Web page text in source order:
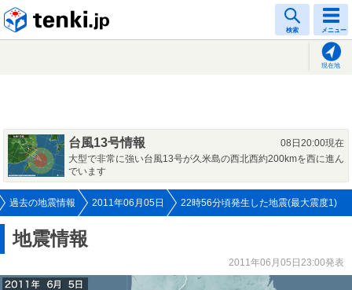
検索 メニュー
現在地
台風13号情報
08日20:00現在
大型で非常に強い台風13号が久米島の西北西約200kmを西に進ん
でいます
過去の地震情報 2011年06月05日 22時56分頃発生した地震(最大震度1)
地震情報
2011年06月05日23:00発表